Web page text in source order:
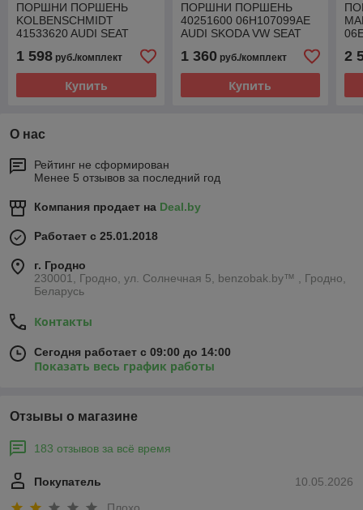
ПОРШНИ ПОРШЕНЬ
KOLBENSCHMIDT
41533620 AUDI SEAT
1 598 руб./комплект
Купить
ПОРШНИ ПОРШЕНЬ
40251600 06H107099AE
AUDI SKODA VW SEAT
1 360руб./комплект
Купить
2
О нас
Рейтинг не сформирован
Менее 5 отзывов за последний год
Компания продает на Deal.by
Работает с 25.01.2018
г. Гродно
230001, Гродно, ул. Солнечная 5, benzobak.by™ , Гродно,
Беларусь
Контакты
Сегодня работает с 09:00 до 14:00
Показать весь график работы
Отзывы о магазине
183 отзывов за всё время
10.05.2026
Покупатель
Плохо